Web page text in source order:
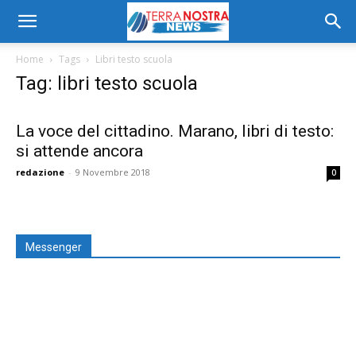
Home Tags Libri testo scuola
Tag: libri testo scuola
La voce del cittadino. Marano, libri di testo:
si attende ancora
redazione - 9 Novembre 2018 0
Messenger